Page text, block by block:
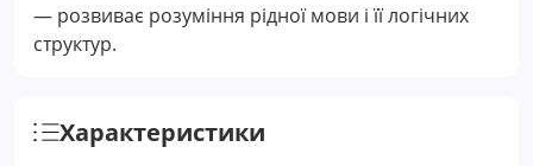
— розвиває розуміння рідної мови і її логічних
структур.
Характеристики